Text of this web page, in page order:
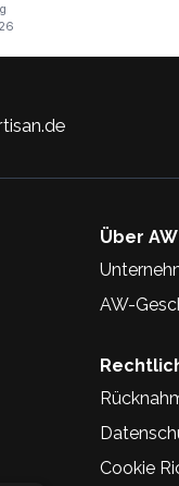
Über AW
AW-
Cookie